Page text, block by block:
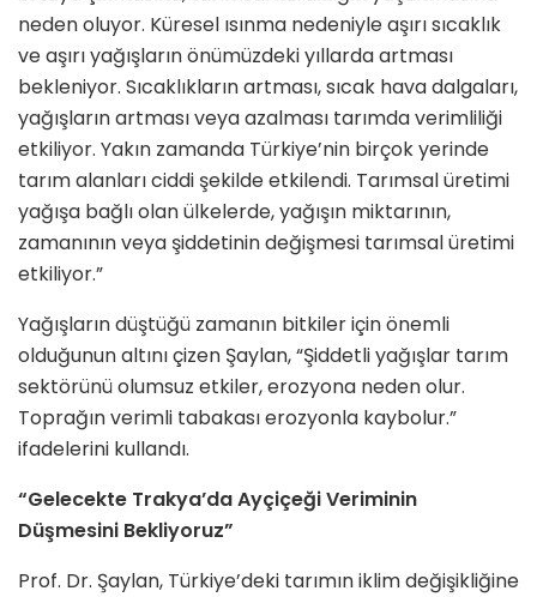
neden oluyor. Küresel ısınma nedeniyle aşırı sıcaklık
ve aşırı yağışların önümüzdeki yıllarda artması
bekleniyor. Sıcaklıkların artması, sıcak hava dalgaları,
yağışların artması veya azalması tarımda verimliliği
etkiliyor. Yakın zamanda Türkiye’nin birçok yerinde
tarım alanları ciddi şekilde etkilendi. Tarımsal üretimi
yağışa bağlı olan ülkelerde, yağışın miktarının,
zamanının veya şiddetinin değişmesi tarımsal üretimi
etkiliyor.”
Yağışların düştüğü zamanın bitkiler için önemli
olduğunun altını çizen Şaylan, “Şiddetli yağışlar tarım
sektörünü olumsuz etkiler, erozyona neden olur.
Toprağın verimli tabakası erozyonla kaybolur.”
ifadelerini kullandı.
“Gelecekte Trakya’da Ayçiçeği Veriminin
Düşmesini Bekliyoruz”
Prof. Dr. Şaylan, Türkiye’deki tarımın iklim değişikliğine